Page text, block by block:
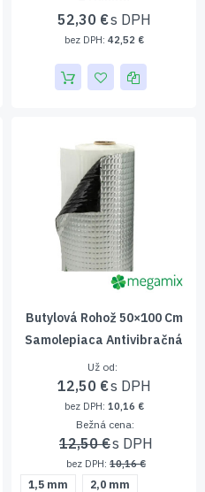
52,30 €
42,52 €
Butylová Rohož 50×100 Cm
Samolepiaca Antivibračná
Už od
12,50 €
10,16 €
Bežná cena
12,50 €
10,16 €
1,5 mm
2,0 mm